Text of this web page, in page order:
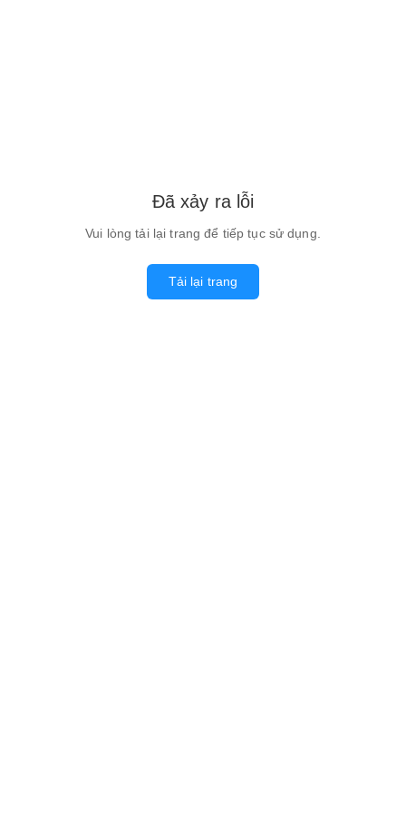
Đã xảy ra lỗi
Vui lòng tải lại trang để tiếp tục sử dụng.
Tải lại trang